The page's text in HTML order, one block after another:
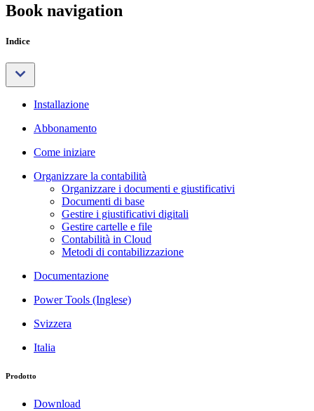
Book navigation
Indice
Installazione
Abbonamento
Come iniziare
Organizzare la contabilità
Organizzare i documenti e giustificativi
Documenti di base
Gestire i giustificativi digitali
Gestire cartelle e file
Contabilità in Cloud
Metodi di contabilizzazione
Documentazione
Power Tools (Inglese)
Svizzera
Italia
Prodotto
Download